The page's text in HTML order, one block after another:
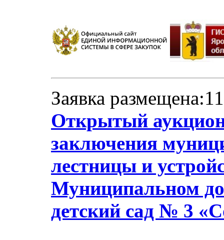
Заявка
Открытый
заключения
лестницы и
Муниципальном
детский сад № 3